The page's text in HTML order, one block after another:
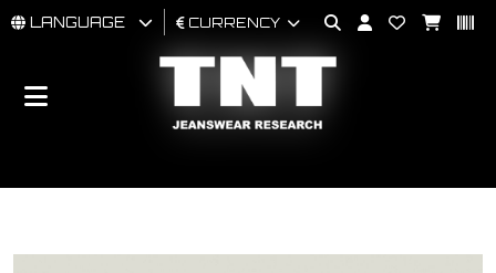
MAN
BRAND
LANGUAGE CURRENCY